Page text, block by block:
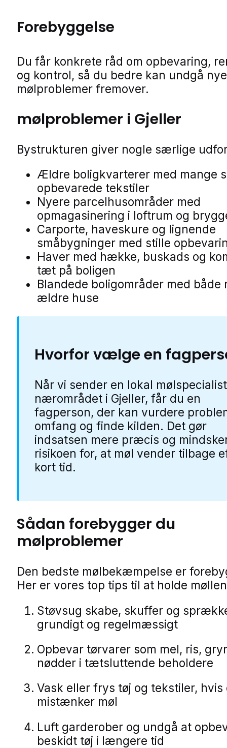
Forebyggelse
Du får konkrete råd om opbevaring,
og kontrol, så du bedre kan undgå nye
mølproblemer fremover.
mølproblemer i Gjeller
Bystrukturen giver nogle særlige
Ældre boligkvarterer med mange
opbevarede tekstiler
Nyere parcelhusområder med
opmagasinering i loftrum og
Carporte, haveskure og lignende
småbygninger med stille
Haver med hække, buskads og
tæt på boligen
Blandede boligområder med både
ældre huse
Hvorfor vælge en
Når vi sender en lokal
nærområdet i Gjeller, får du en
fagperson, der kan vurdere
omfang og finde kilden. Det gør
indsatsen mere præcis og
risikoen for, at møl vender tilbage
kort tid.
Sådan forebygger du
mølproblemer
Den bedste mølbekæmpelse er
Her er vores top tips til at holde
Støvsug skabe, skuffer og
grundigt og regelmæssigt
Opbevar tørvarer som mel, ris,
nødder i tætsluttende beholdere
Vask eller frys tøj og tekstiler, hvis
mistænker møl
Luft garderober og undgå at
beskidt tøj i længere tid